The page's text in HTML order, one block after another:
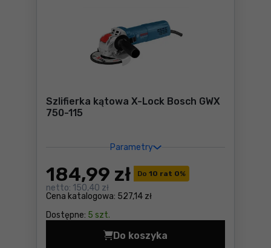
Szlifierka kątowa X-Lock Bosch GWX
750-115
Parametry
Do 10 rat 0%
Cena katalogowa: 527,14 zł
184,99 zł
netto: 150,40 zł
Dostępne: 5 szt.
Do koszyka
Szlifierka kątowa X-Lock